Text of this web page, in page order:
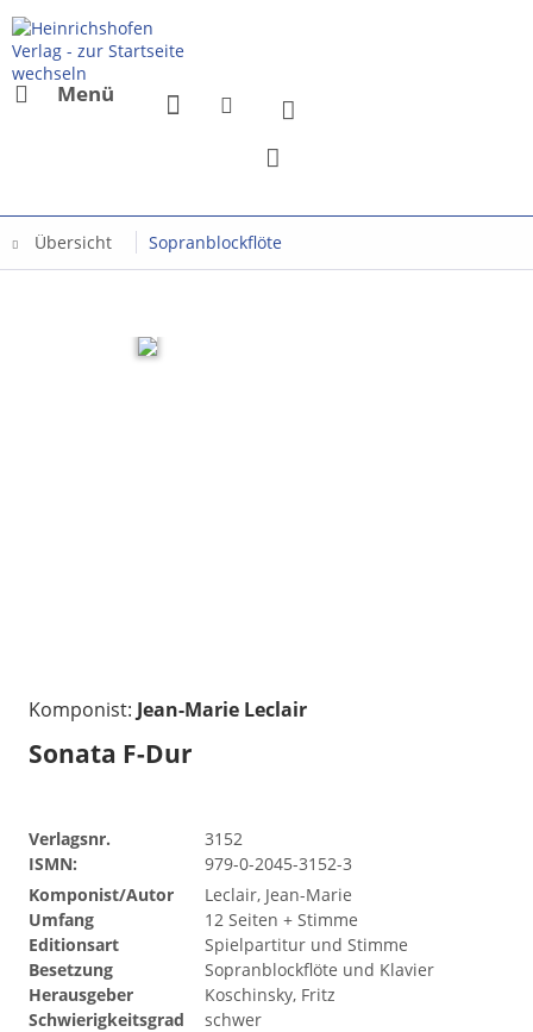
Menü
Übersicht Sopranblockflöte
Komponist: Jean-Marie Leclair
Sonata F-Dur
Verlagsnr.
3152
ISMN:
979-0-2045-3152-3
Komponist/Autor
Leclair, Jean-Marie
Umfang
12 Seiten + Stimme
Editionsart
Spielpartitur und Stimme
Besetzung
Sopranblockflöte und Klavier
Herausgeber
Koschinsky, Fritz
Schwierigkeitsgrad
schwer